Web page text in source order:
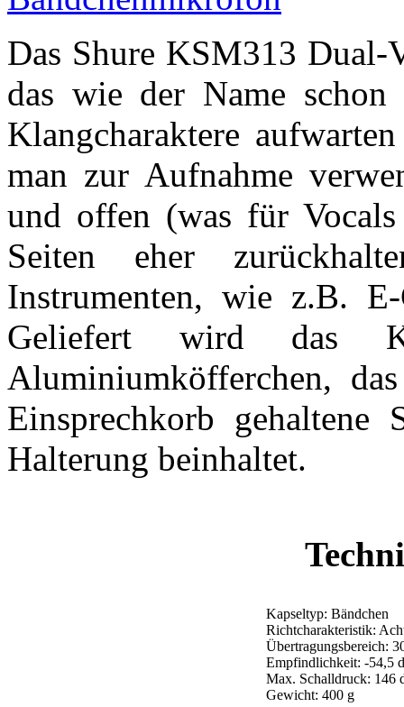
Das Shure KSM313
das wie der Name
Klangcharaktere
man zur Aufnahme
und offen (was für
Seiten eher
Instrumenten, wie z.B.
Geliefert wird das
Aluminiumköfferchen,
Einsprechkorb gehaltene
Halterung beinhaltet.
Kapseltyp: Bändchen
Richtcharakteristik:
Übertragungsbereich:
Empfindlichkeit: -54,5
Max. Schalldruck: 146
Gewicht: 400 g